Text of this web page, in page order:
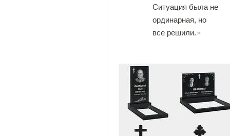
Ситуация была не
ординарная, но
все решили.